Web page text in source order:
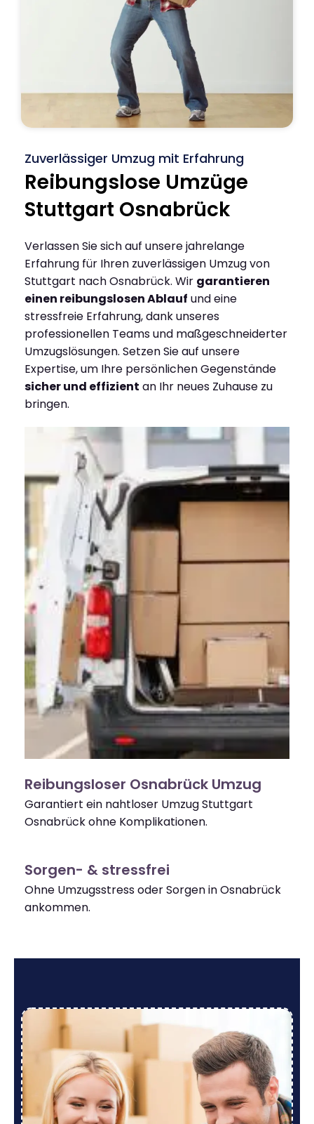
Zuverlässiger Umzug mit Erfahrung
Reibungslose Umzüge
Stuttgart Osnabrück
Verlassen Sie sich auf unsere jahrelange
Erfahrung für Ihren zuverlässigen Umzug von
Stuttgart nach Osnabrück. Wir garantieren
einen reibungslosen Ablauf und eine
stressfreie Erfahrung, dank unseres
professionellen Teams und maßgeschneiderter
Umzugslösungen. Setzen Sie auf unsere
Expertise, um Ihre persönlichen Gegenstände
sicher und effizient an Ihr neues Zuhause zu
bringen.
Reibungsloser Osnabrück Umzug
Garantiert ein nahtloser Umzug Stuttgart
Osnabrück ohne Komplikationen.
Sorgen- & stressfrei
Ohne Umzugsstress oder Sorgen in Osnabrück
ankommen.